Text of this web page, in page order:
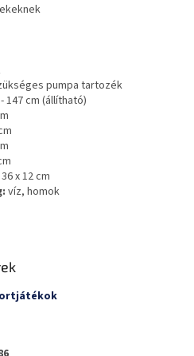
pumpa tartozék
147 cm (állítható)
x 12 cm
víz, homok